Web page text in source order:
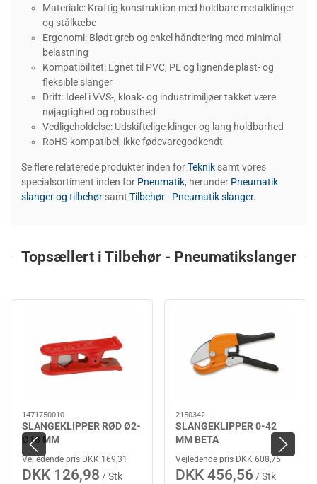
Materiale: Kraftig konstruktion med holdbare metalklinger
og stålkæbe
Ergonomi: Blødt greb og enkel håndtering med minimal
belastning
Kompatibilitet: Egnet til PVC, PE og lignende plast- og
fleksible slanger
Drift: Ideel i VVS-, kloak- og industrimiljøer takket være
nøjagtighed og robusthed
Vedligeholdelse: Udskiftelige klinger og lang holdbarhed
RoHS-kompatibel; ikke fødevaregodkendt
Se flere relaterede produkter inden forTeknik samt vores
specialsortiment inden for Pneumatik, herunder Pneumatik
slanger og tilbehør samt Tilbehør - Pneumatik slanger.
Topsællert i Tilbehør - Pneumatikslanger
1471750010
SLANGEKLIPPER RØD Ø2-
Ø18 MM
Vejledende pris DKK 169,31
DKK 126,98 / Stk
2150342
SLANGEKLIPPER 0-42
MM BETA
Vejledende pris DKK 608,75
DKK 456,56 / Stk